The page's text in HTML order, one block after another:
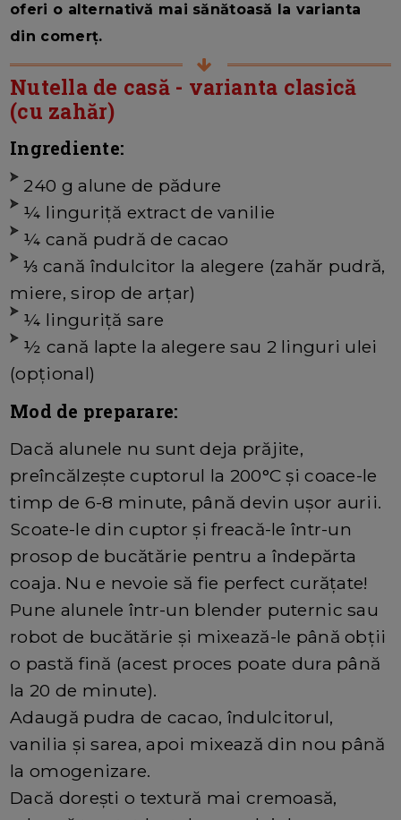
oferi o alternativă mai sănătoasă la varianta
din comerț.
Nutella de casă - varianta clasică
(cu zahăr)
Ingrediente:
240 g alune de pădure
¼ linguriță extract de vanilie
¼ cană pudră de cacao
⅓ cană îndulcitor la alegere (zahăr pudră,
miere, sirop de arțar)
¼ linguriță sare
½ cană lapte la alegere sau 2 linguri ulei
(opțional)
Mod de preparare:
Dacă alunele nu sunt deja prăjite,
preîncălzește cuptorul la 200°C și coace-le
timp de 6-8 minute, până devin ușor aurii.
Scoate-le din cuptor și freacă-le într-un
prosop de bucătărie pentru a îndepărta
coaja. Nu e nevoie să fie perfect curățate!
Pune alunele într-un blender puternic sau
robot de bucătărie și mixează-le până obții
o pastă fină (acest proces poate dura până
la 20 de minute).
Adaugă pudra de cacao, îndulcitorul,
vanilia și sarea, apoi mixează din nou până
la omogenizare.
Dacă dorești o textură mai cremoasă,